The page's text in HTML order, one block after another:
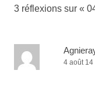
3 réflexions sur «
4 août 14